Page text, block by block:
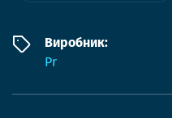
Виробник:
Pr